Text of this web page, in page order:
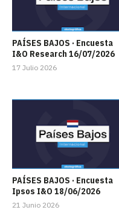
PAÍSES BAJOS · Encuesta
I&O Research 16/07/2026
17 Julio 2026
PAÍSES BAJOS · Encuesta
Ipsos I&O 18/06/2026
21 Junio 2026